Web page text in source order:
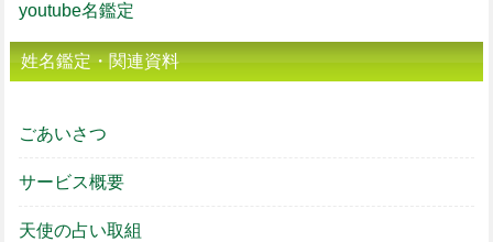
youtube名鑑定
姓名鑑定・関連資料
ごあいさつ
サービス概要
天使の占い取組